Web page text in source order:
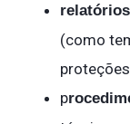
(como
p